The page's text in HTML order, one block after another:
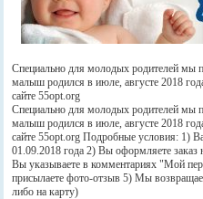
Специально для молодых родителей мы
малыш родился в июле, августе 2018
сайте 55opt.org
Специально для молодых родителей мы
малыш родился в июле, августе 2018
сайте 55opt.org Подробные условия: 1)
01.09.2018 года 2) Вы оформляете заказ
Вы указываете в комментариях "Мой
присылаете фото-отзыв 5) Мы
либо на карту)